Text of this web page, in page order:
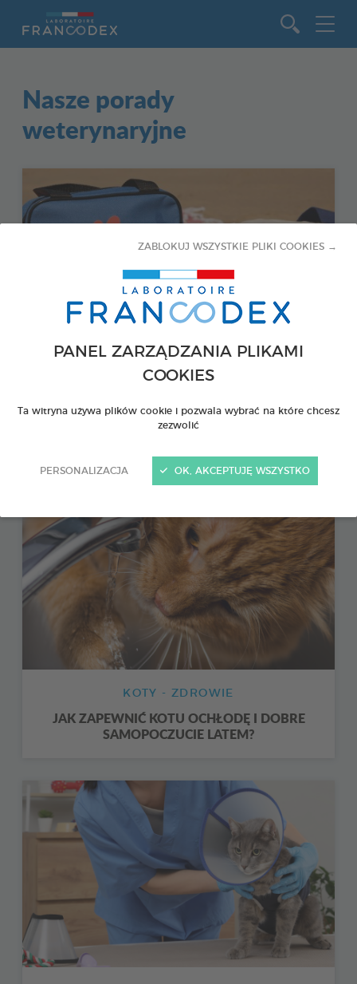
PANEL ZARZĄDZANIA PLIKAMI
COOKIES
Ta witryna używa plików cookie i pozwala wybrać na które chcesz
zezwolić
PERSONALIZACJA
ZABLOKUJ WSZYSTKIE PLIKI COOKIES →
OK, AKCEPTUJĘ WSZYSTKO
Nasze porady
weterynaryjne
KOTY - ZDROWIE
PIERWSZA POMOC DLA PSÓW I KOTÓW: 11
CZYNNOŚCI, KTÓRE NALEŻY WYKONAĆ W
KOTY - ZDROWIE
JAK ZAPEWNIĆ KOTU OCHŁODĘ I DOBRE
SAMOPOCZUCIE LATEM?